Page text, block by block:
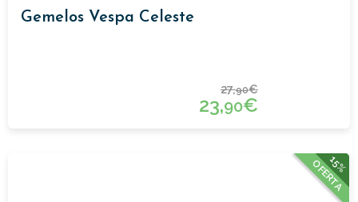
Gemelos Vespa Celeste
27,90€
23,90€
15%
OFERTA